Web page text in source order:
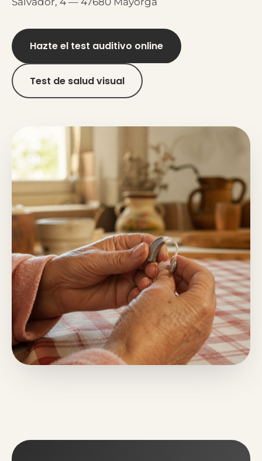
Hazte el test auditivo online
Test de salud visual